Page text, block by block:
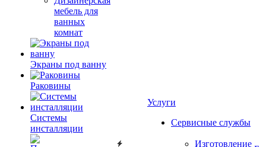
мебель для
ванных
комнат
Экраны под ванну
Раковины
Системы
инсталляции
Услуги
Сервисные службы
Изготовление